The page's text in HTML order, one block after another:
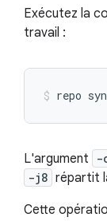
Exécutez la
travail :
repo
L'argument -
-j8 répartit
Cette